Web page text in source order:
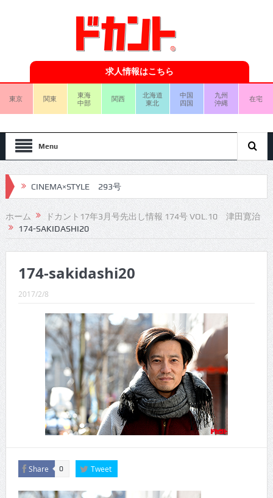
求人情報はこちら
東京 関東
東海
中部
関西
北海道
東北
中国
四国
九州
沖縄
在宅
Menu
CINEMA×STYLE 293号
CINEMA×STYLE 292号
CINEMA×STYLE 291号
CINEMA×STYLE 289号
CINEMA×STYLE 287号
CINEMA×STYLE 286号
CINEMA×STYLE 285号
CINEMA×STYLE 294号
ホーム
ドカント17年3月号先出し情報 174号 VOL.10 津田寛治
174-SAKIDASHI20
174-sakidashi20
2017/2/8
Share 0 Tweet